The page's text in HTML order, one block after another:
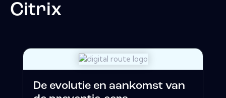
Citrix
De evolutie en aankomst van